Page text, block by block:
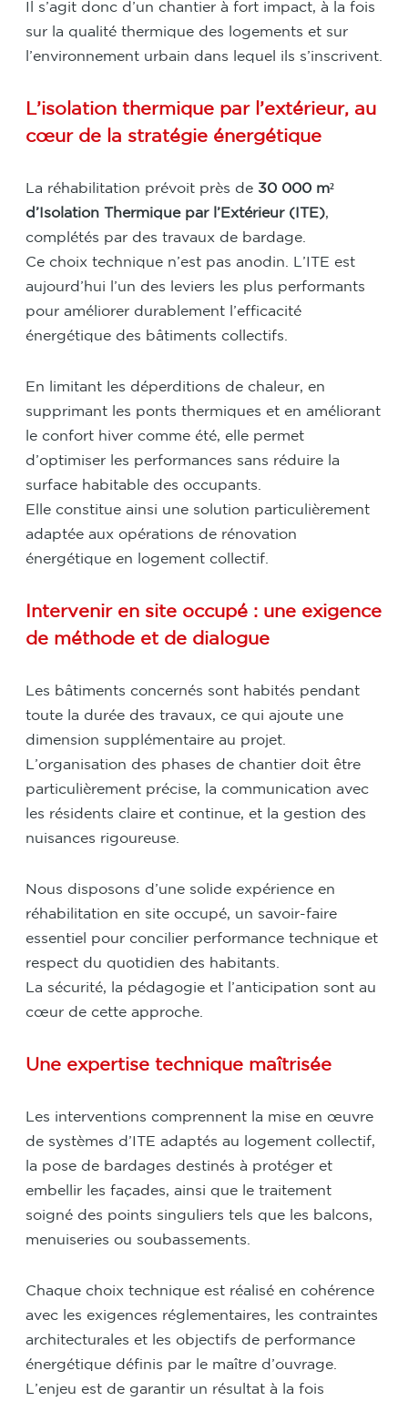
Il s’agit donc d’un chantier à fort impact, à la fois
sur la qualité thermique des logements et sur
l’environnement urbain dans lequel ils s’inscrivent.
L’isolation thermique par l’extérieur, au
cœur de la stratégie énergétique
La réhabilitation prévoit près de 30 000 m²
d’Isolation Thermique par l’Extérieur (ITE),
complétés par des travaux de bardage.
Ce choix technique n’est pas anodin. L’ITE est
aujourd’hui l’un des leviers les plus performants
pour améliorer durablement l’efficacité
énergétique des bâtiments collectifs.
En limitant les déperditions de chaleur, en
supprimant les ponts thermiques et en améliorant
le confort hiver comme été, elle permet
d’optimiser les performances sans réduire la
surface habitable des occupants.
Elle constitue ainsi une solution particulièrement
adaptée aux opérations de rénovation
énergétique en logement collectif.
Intervenir en site occupé : une exigence
de méthode et de dialogue
Les bâtiments concernés sont habités pendant
toute la durée des travaux, ce qui ajoute une
dimension supplémentaire au projet.
L’organisation des phases de chantier doit être
particulièrement précise, la communication avec
les résidents claire et continue, et la gestion des
nuisances rigoureuse.
Nous disposons d’une solide expérience en
réhabilitation en site occupé, un savoir-faire
essentiel pour concilier performance technique et
respect du quotidien des habitants.
La sécurité, la pédagogie et l’anticipation sont au
cœur de cette approche.
Une expertise technique maîtrisée
Les interventions comprennent la mise en œuvre
de systèmes d’ITE adaptés au logement collectif,
la pose de bardages destinés à protéger et
embellir les façades, ainsi que le traitement
soigné des points singuliers tels que les balcons,
menuiseries ou soubassements.
Chaque choix technique est réalisé en cohérence
avec les exigences réglementaires, les contraintes
architecturales et les objectifs de performance
énergétique définis par le maître d’ouvrage.
L’enjeu est de garantir un résultat à la fois